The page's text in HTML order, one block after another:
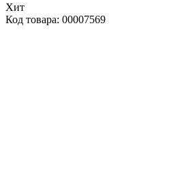
Хит
Код товара: 00007569